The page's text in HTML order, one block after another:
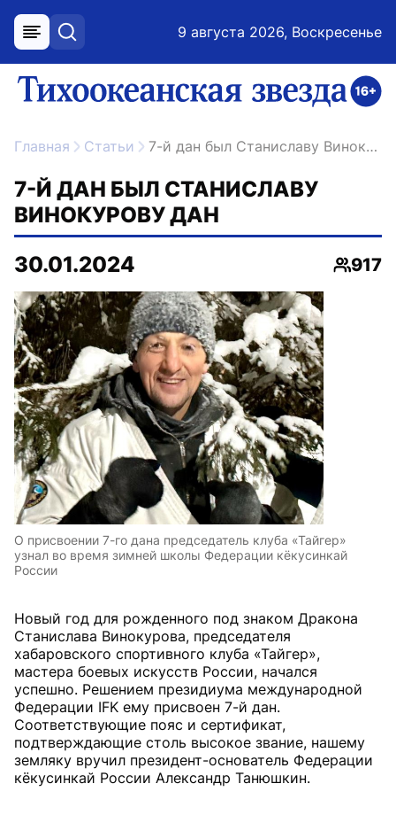
меню поиск 9 августа 2026, Воскресенье
ссылка на главную
Главная Статьи 7-й дан был Станиславу Винокурову дан
7-Й ДАН БЫЛ СТАНИСЛАВУ
ВИНОКУРОВУ ДАН
30.01.2024
917
О присвоении 7-го дана председатель клуба «Тайгер»
узнал во время зимней школы Федерации кёкусинкай
России
Новый год для рожденного под знаком Дракона
Станислава Винокурова, председателя
хабаровского спортивного клуба «Тайгер»,
мастера боевых искусств России, начался
успешно. Решением президиума международной
Федерации IFK ему присвоен 7-й дан.
Соответствующие пояс и сертификат,
подтверждающие столь высокое звание, нашему
земляку вручил президент-основатель Федерации
кёкусинкай России Александр Танюшкин.